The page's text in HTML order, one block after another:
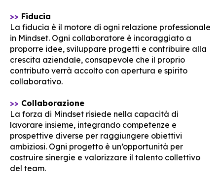
>> Fiducia
La fiducia è il motore di ogni relazione professionale
in Mindset. Ogni collaboratore è incoraggiato a
proporre idee, sviluppare progetti e contribuire alla
crescita aziendale, consapevole che il proprio
contributo verrà accolto con apertura e spirito
collaborativo.
>> Collaborazione
La forza di Mindset risiede nella capacità di
lavorare insieme, integrando competenze e
prospettive diverse per raggiungere obiettivi
ambiziosi. Ogni progetto è un’opportunità per
costruire sinergie e valorizzare il talento collettivo
del team.